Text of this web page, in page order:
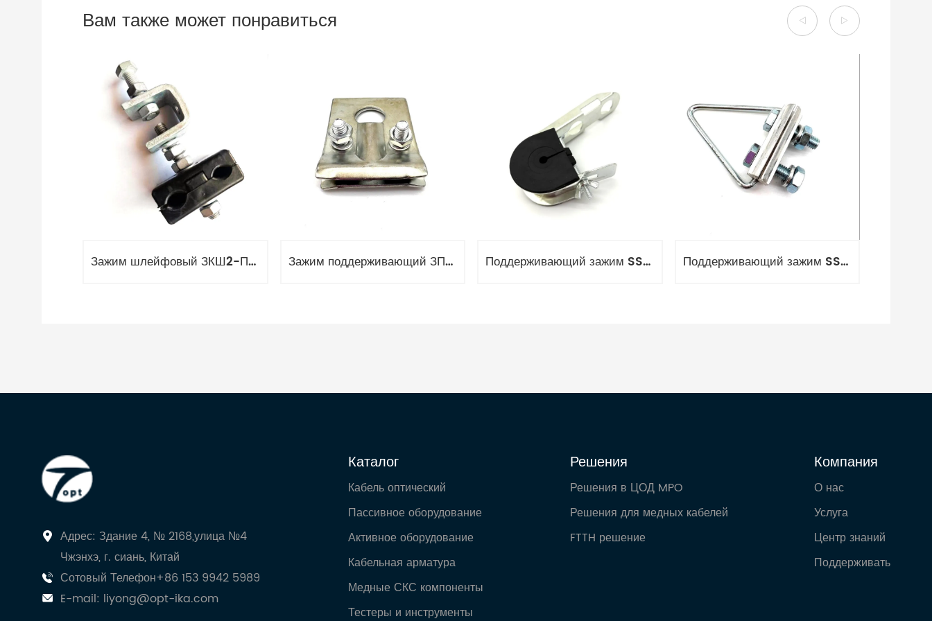
Вам также может понравиться
Зажим шлейфовый ЗКШ2-П-6/18 (диаметр 6-18 мм) Зажим поддерживающий ЗП-8-1 Поддерживающий зажим SSJ, НС-8-12 и НС-10-15 Поддерживающий зажим SSD, ЗП-8-2
Адрес: Здание 4, № 2168,улица №4
Чжэнхэ, г. сиань, Китай
Сотовый Телефон+86 153 9942 5989
E-mail: liyong@opt-ika.com
Каталог
Кабель оптический
Пассивное оборудование
Активное оборудование
Кабельная арматура
Медные СКС компоненты
Тестеры и инструменты
Решения
Решения в ЦОД MPO
Решения для медных кабелей
FTTH решение
Компания
О нас
Услуга
Центр знаний
Поддерживать